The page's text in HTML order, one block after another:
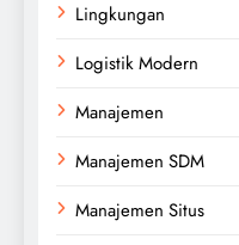
Lingkungan
Logistik Modern
Manajemen
Manajemen SDM
Manajemen Situs